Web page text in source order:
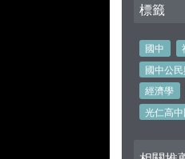
標籤
國中
國中公
經濟學
光仁高